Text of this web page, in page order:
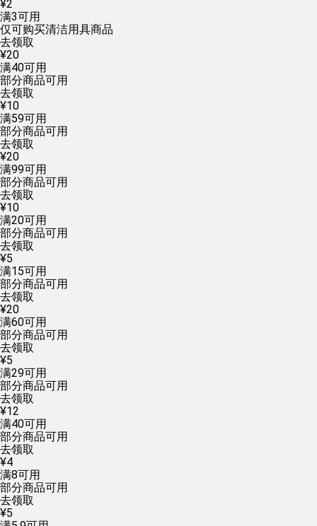
¥2
满3可用
仅可购买清洁用具商品
去领取
¥20
满40可用
部分商品可用
去领取
¥10
满59可用
部分商品可用
去领取
¥20
满99可用
部分商品可用
去领取
¥10
满20可用
部分商品可用
去领取
¥5
满15可用
部分商品可用
去领取
¥20
满60可用
部分商品可用
去领取
¥5
满29可用
部分商品可用
去领取
¥12
满40可用
部分商品可用
去领取
¥4
满8可用
部分商品可用
去领取
¥5